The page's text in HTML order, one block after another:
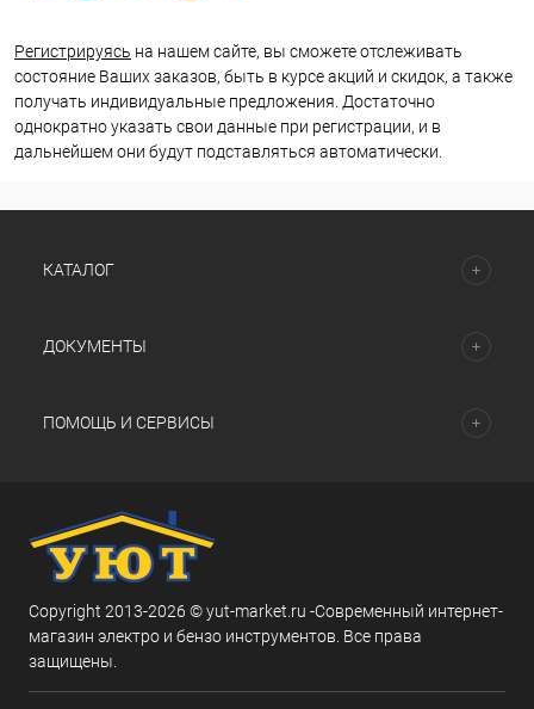
Регистрируясь на нашем сайте, вы сможете отслеживать
состояние Ваших заказов, быть в курсе акций и скидок, а также
получать индивидуальные предложения. Достаточно
однократно указать свои данные при регистрации, и в
дальнейшем они будут подставляться автоматически.
КАТАЛОГ
ДОКУМЕНТЫ
ПОМОЩЬ И СЕРВИСЫ
Copyright 2013-2026 © yut-market.ru -Современный интернет-
магазин электро и бензо инструментов. Все права
защищены.